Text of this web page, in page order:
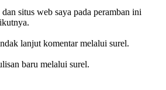
situs web saya pada peramban ini
lanjut komentar melalui surel.
baru melalui surel.